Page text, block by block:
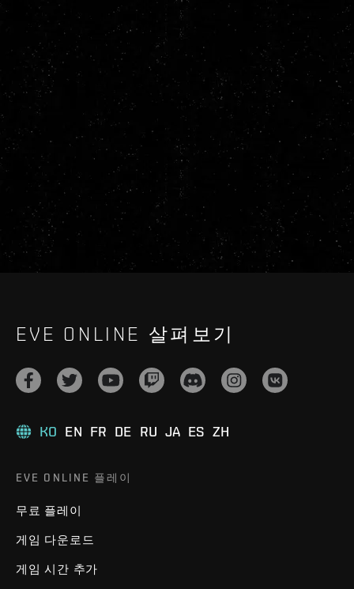
EVE ONLINE 살펴보기
KO EN FR DE RU JA ES ZH
EVE ONLINE 플레이
무료 플레이
게임 다운로드
게임 시간 추가